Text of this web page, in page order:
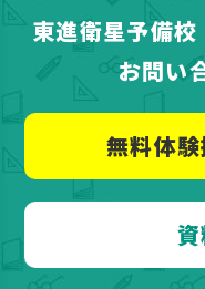
東進衛星予備校
お問い
無料体